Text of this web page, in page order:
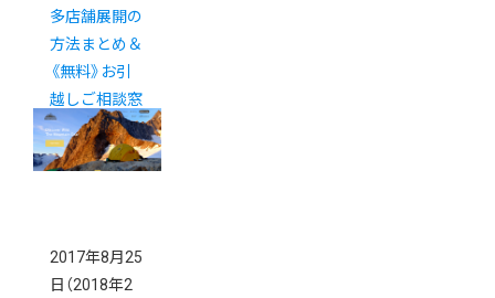
多店舗展開の
方法まとめ＆
《無料》お引
越しご相談窓
口
2017年8月25
日 （2018年2